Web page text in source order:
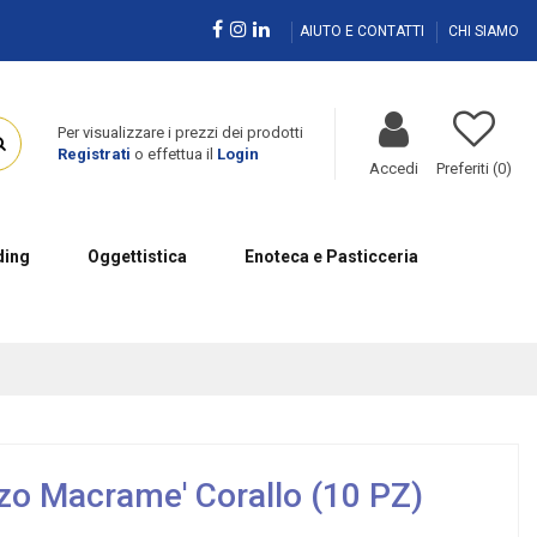
AIUTO E CONTATTI CHI SIAMO
Per visualizzare i prezzi dei prodotti
Registrati o effettua il Login
Accedi Preferiti (0)
Oggettistica Enoteca e Pasticceria
Macrame' Corallo (10 PZ)